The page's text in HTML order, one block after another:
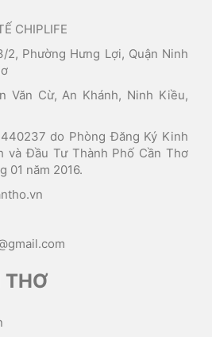
CHIPLIFE
2, Phường Hưng Lợi, Quận Ninh
Văn Cừ, An Khánh, Ninh Kiều,
do Phòng Đăng Ký Kinh
và Đầu Tư Thành Phố Cần Thơ
01 năm 2016.
THƠ